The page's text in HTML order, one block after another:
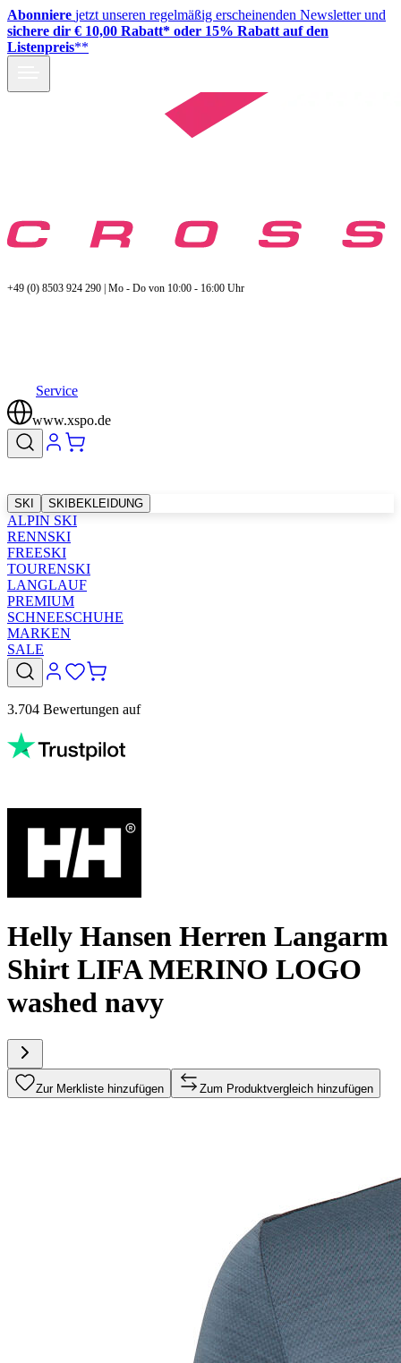
Abonniere jetzt unseren regelmäßig erscheinenden Newsletter und
sichere dir € 10,00 Rabatt* oder 15% Rabatt auf den
Listenpreis**
+49 (0) 8503 924 290 | Mo - Do von 10:00 - 16:00 Uhr
Service
www.xspo.de
SKI SKIBEKLEIDUNG
ALPIN SKI
RENNSKI
FREESKI
TOURENSKI
LANGLAUF
PREMIUM
SCHNEESCHUHE
MARKEN
SALE
3.704 Bewertungen auf
Helly Hansen Herren Langarm
Shirt LIFA MERINO LOGO
washed navy
Zur Merkliste hinzufügen Zum Produktvergleich hinzufügen